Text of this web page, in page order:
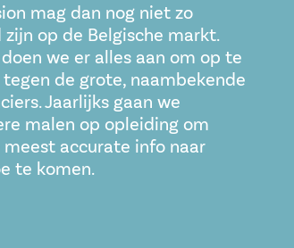
mag dan nog niet zo
zijn op de Belgische markt.
we er alles aan om op te
tegen de grote, naambekende
Jaarlijks gaan we
malen op opleiding om
accurate info naar
te komen.